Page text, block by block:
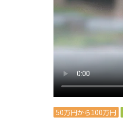
50万円から100万円